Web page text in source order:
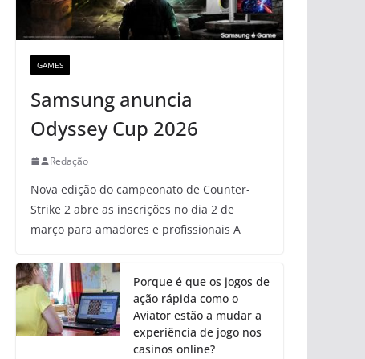
GAMES
Samsung anuncia
Odyssey Cup 2026
Redação
Nova edição do campeonato de Counter-
Strike 2 abre as inscrições no dia 2 de
março para amadores e profissionais A
Porque é que os jogos de
ação rápida como o
Aviator estão a mudar a
experiência de jogo nos
casinos online?